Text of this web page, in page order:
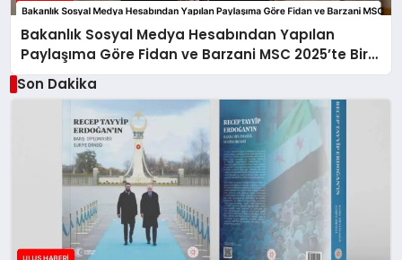
Bakanlık Sosyal Medya Hesabından Yapılan
Paylaşıma Göre Fidan ve Barzani MSC 2025’te Bir
Araya Geldi
Son Dakika